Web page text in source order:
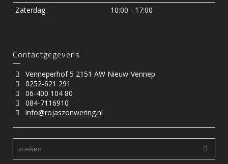
Zaterdag
10:00 - 17:00
Contactgegevens
Venneperhof 5 2151 AW Nieuw-Vennep
0252-621 291
06-400 104 80
084-7116910
info@rojaszonwering.nl